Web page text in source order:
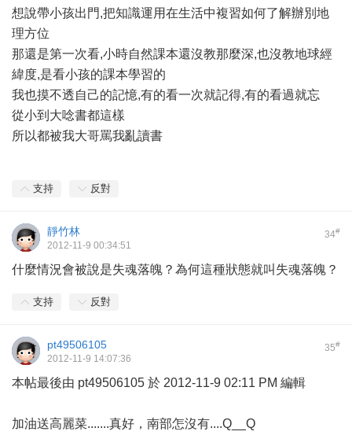
想說帶小孩出門,把知識運用在生活中複習如何了解辦別地
理方位
那還是第一次看,小時自然課本還沒教那麼深,也沒教地球經
緯度,是看小孩的課本學習的
我也摸不透自己的記憶,有的看一次就記得,有的看過就忘
從小到大唸書都這樣
所以都被我大哥罵我亂讀書
支持 反對
34#
靜竹林
2012-11-9 00:34:51
什麼情況會被說是失魂落魄？為何這種狀態就叫失魂落魄？
支持 反對
35#
pt49506105
2012-11-9 14:07:36
本帖最後由 pt49506105 於 2012-11-9 02:11 PM 編輯
加油送高麗菜.......真好，南部怎沒有....Q__Q